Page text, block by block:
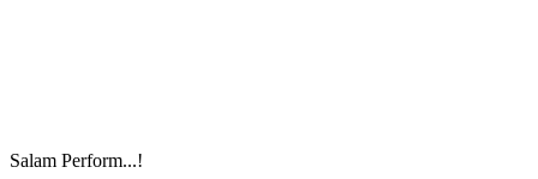
Salam Perform...!